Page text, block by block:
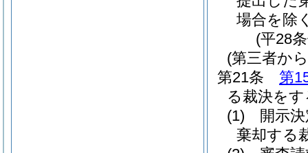
場合を除
(平28
(第三者か
第21条
第
る裁決を
(1)
開示
棄却する